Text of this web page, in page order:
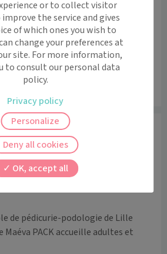
pédicure-podologue vous accueille
au 3 rue du Maréchal Foch à
l'emplacement de l'ancien bureau de
de pédicurie-podologie de Lille
Maéva PACK accueille adultes et
or to collect visitor
the service and gives
of which ones you wish to
change your preferences at
site. For more information,
to consult our personal data
policy.
OK, accept all
Deny all cookies
Personalize
Privacy policy